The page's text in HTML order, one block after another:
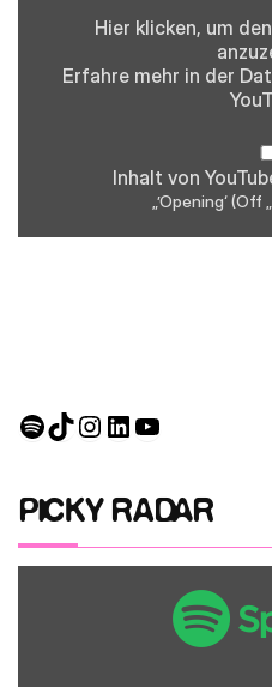
Hier klicken, um
Erfahre mehr in der
Inhalt von
„’Opening‘
Spotify
TikTok
Instagram
LinkedIn
YouTube
PICKY RADAR